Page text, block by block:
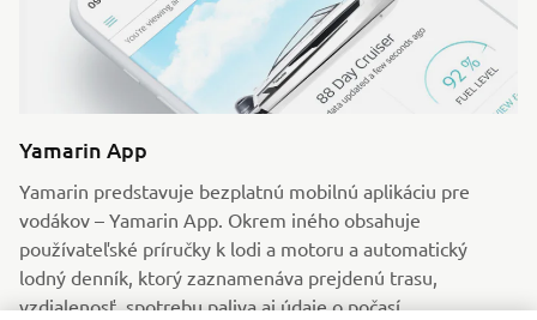
Yamarin App
Yamarin predstavuje bezplatnú mobilnú aplikáciu pre
vodákov – Yamarin App. Okrem iného obsahuje
používateľské príručky k lodi a motoru a automatický
lodný denník, ktorý zaznamenáva prejdenú trasu,
vzdialenosť, spotrebu paliva aj údaje o počasí.